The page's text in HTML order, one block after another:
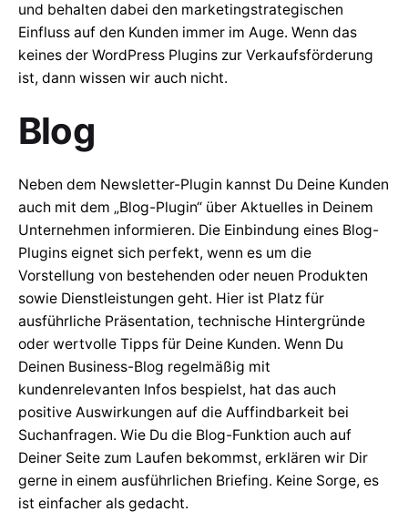
und behalten dabei den marketingstrategischen
Einfluss auf den Kunden immer im Auge. Wenn das
keines der WordPress Plugins zur Verkaufsförderung
ist, dann wissen wir auch nicht.
Blog
Neben dem Newsletter-Plugin kannst Du Deine Kunden
auch mit dem „Blog-Plugin“ über Aktuelles in Deinem
Unternehmen informieren. Die Einbindung eines Blog-
Plugins eignet sich perfekt, wenn es um die
Vorstellung von bestehenden oder neuen Produkten
sowie Dienstleistungen geht. Hier ist Platz für
ausführliche Präsentation, technische Hintergründe
oder wertvolle Tipps für Deine Kunden. Wenn Du
Deinen Business-Blog regelmäßig mit
kundenrelevanten Infos bespielst, hat das auch
positive Auswirkungen auf die Auffindbarkeit bei
Suchanfragen. Wie Du die Blog-Funktion auch auf
Deiner Seite zum Laufen bekommst, erklären wir Dir
gerne in einem ausführlichen Briefing. Keine Sorge, es
ist einfacher als gedacht.